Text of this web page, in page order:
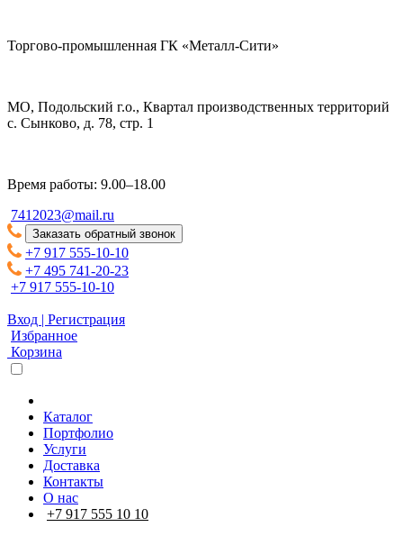
Торгово-промышленная ГК «Металл-Сити»
МО, Подольский г.о., Квартал производственных территорий
с. Сынково, д. 78, стр. 1
Время работы: 9.00–18.00
7412023@mail.ru
Заказать обратный звонок
+7 917 555-10-10
+7 495 741-20-23
+7 917 555-10-10
Вход | Регистрация
Избранное
Корзина
Каталог
Портфолио
Услуги
Доставка
Контакты
О нас
+7 917 555 10 10